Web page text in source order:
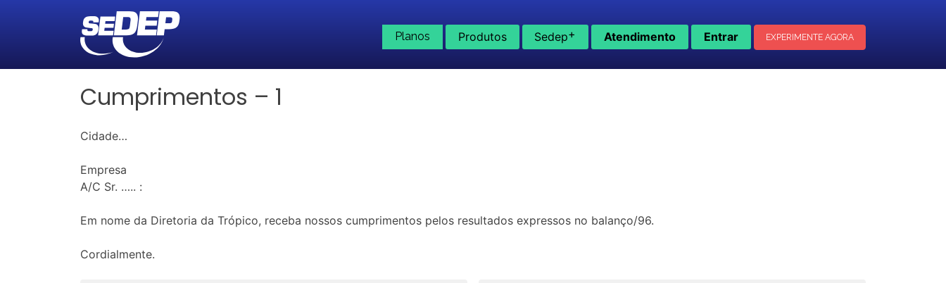
Planos Produtos Sedep+ Atendimento Entrar EXPERIMENTE AGORA
Cumprimentos – 1
Cidade…
Empresa
A/C Sr. ….. :
Em nome da Diretoria da Trópico, receba nossos cumprimentos pelos resultados expressos no balanço/96.
Cordialmente.